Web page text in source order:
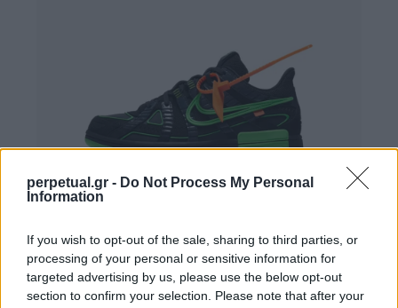
perpetual.gr - Do Not Process My Personal
Information
If you wish to opt-out of the sale, sharing to third parties, or
processing of your personal or sensitive information for
targeted advertising by us, please use the below opt-out
section to confirm your selection. Please note that after your
Jordan “Why Not?” x Converse Air